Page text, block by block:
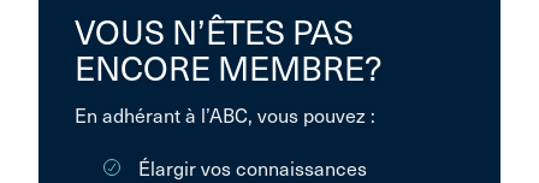
VOUS N’ÊTES PAS
ENCORE MEMBRE?
En adhérant à l’ABC, vous pouvez :
Élargir vos connaissances